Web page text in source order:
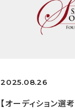
2025.08.26
【オーディション選